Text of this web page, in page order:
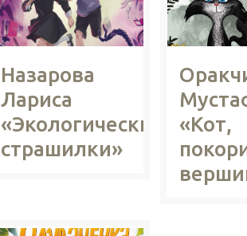
Назарова
Лариса
«Экологические
страшилки»
«Кот,